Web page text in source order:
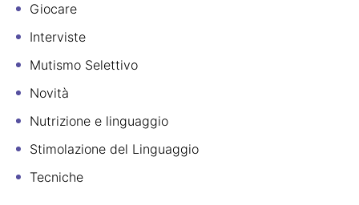
Giocare
Interviste
Mutismo Selettivo
Novità
Nutrizione e linguaggio
Stimolazione del Linguaggio
Tecniche